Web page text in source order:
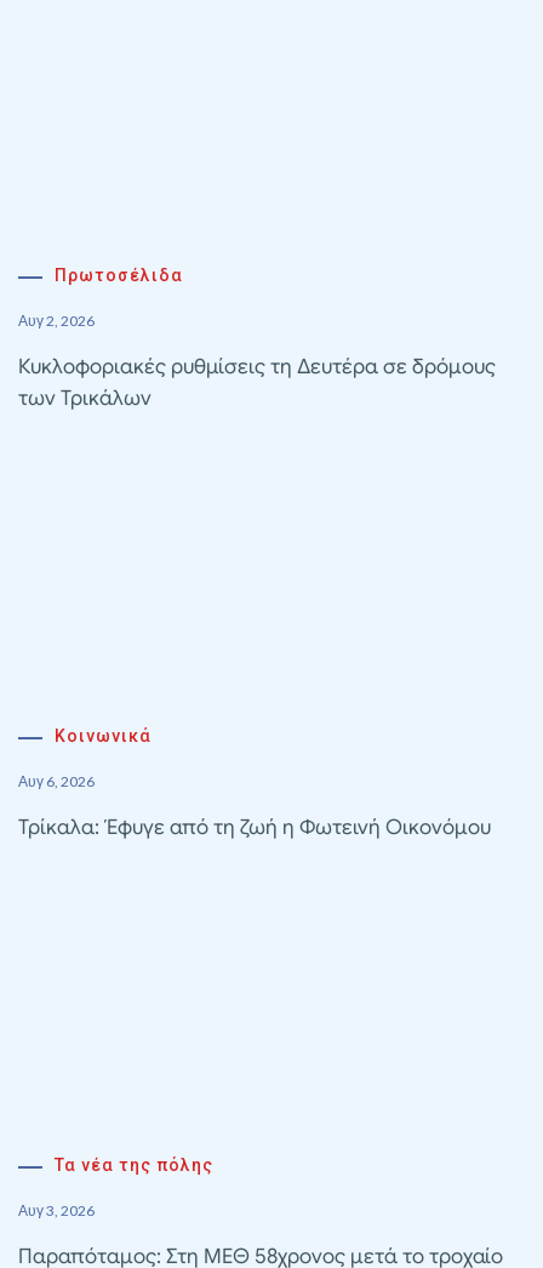
Πρωτοσέλιδα
Αυγ 2, 2026
Κυκλοφοριακές ρυθμίσεις τη Δευτέρα σε δρόμους
των Τρικάλων
Κοινωνικά
Αυγ 6, 2026
Τρίκαλα: Έφυγε από τη ζωή η Φωτεινή Οικονόμου
Τα νέα της πόλης
Αυγ 3, 2026
Παραπόταμος: Στη ΜΕΘ 58χρονος μετά το τροχαίο